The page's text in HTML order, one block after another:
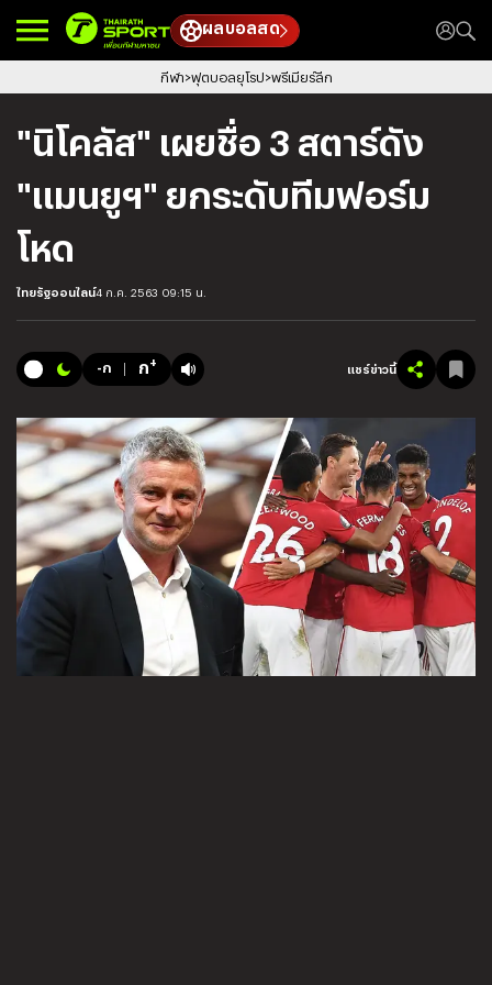
ผลบอลสด
กีฬา ฟุตบอลยุโรป พรีเมียร์ลีก
"นิโคลัส" เผยชื่อ 3 สตาร์ดัง
"แมนยูฯ" ยกระดับทีมฟอร์ม
โหด
ไทยรัฐออนไลน์4 ก.ค. 2563 09:15 น.
-ก ก+ แชร์ข่าวนี้